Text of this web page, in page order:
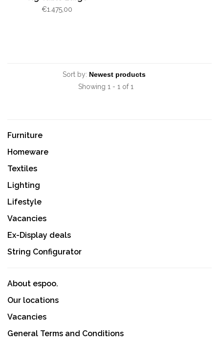
€1.475,00
Sort by:
Showing 1 - 1 of 1
Furniture
Homeware
Textiles
Lighting
Lifestyle
Vacancies
Ex-Display deals
String Configurator
About espoo.
Our locations
Vacancies
General Terms and Conditions